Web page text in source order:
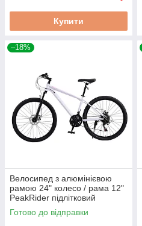
Купити
–18%
Велосипед з алюмінієвою
рамою 24" колесо / рама 12"
PeakRider підлітковий
велосипед велосипед з
гірський для бездоріжжя
Готово до відправки